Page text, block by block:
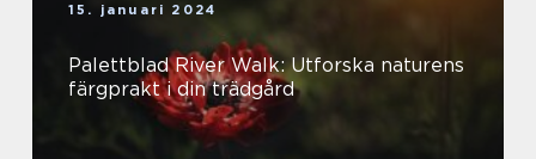
15. januari 2024
Palettblad River Walk: Utforska naturens
färgprakt i din trädgård